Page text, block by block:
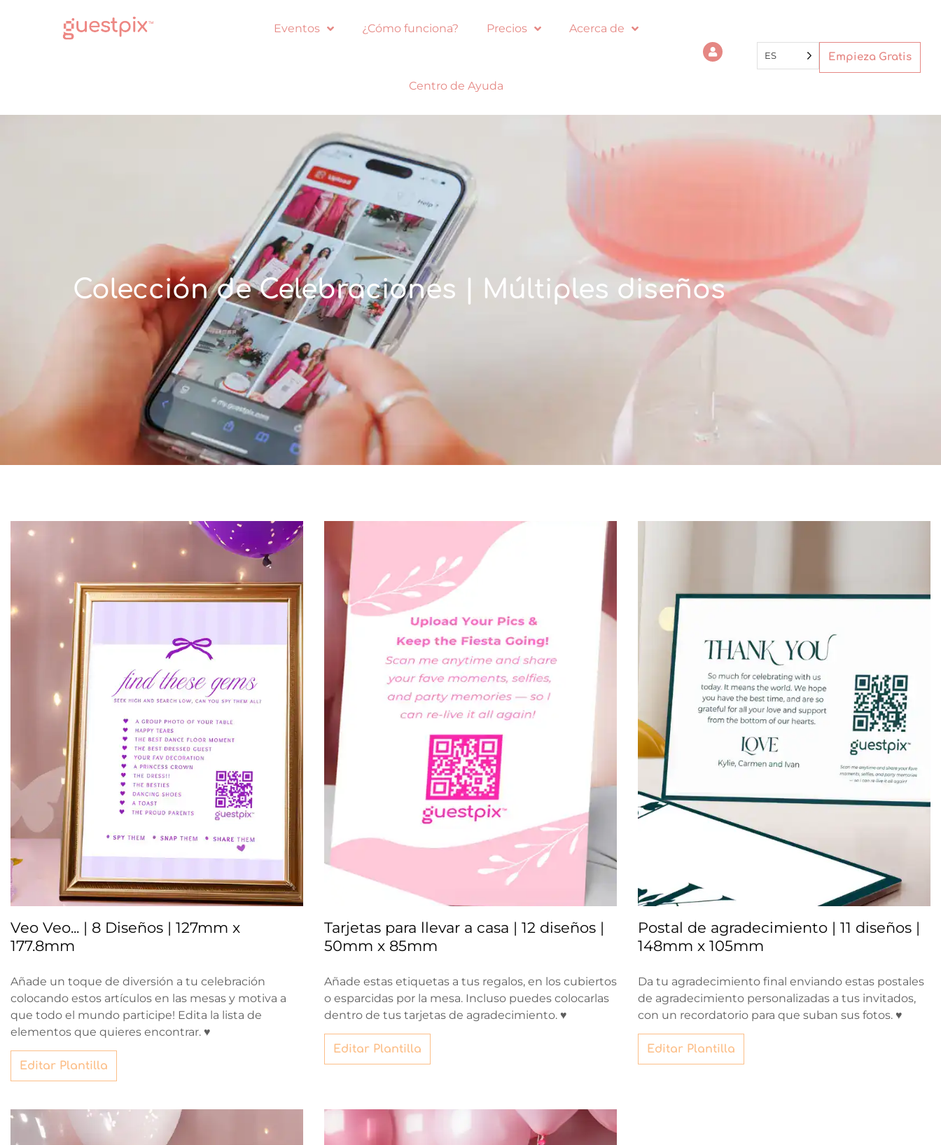
Eventos ¿Cómo funciona? Precios Acerca de
Centro de Ayuda
ES Empieza Gratis
Colección de Celebraciones | Múltiples diseños
Veo Veo... | 8 Diseños | 127mm x
177.8mm
Añade un toque de diversión a tu celebración
colocando estos artículos en las mesas y motiva a
que todo el mundo participe! Edita la lista de
elementos que quieres encontrar. ♥
Editar Plantilla
Tarjetas para llevar a casa | 12 diseños |
50mm x 85mm
Añade estas etiquetas a tus regalos, en los cubiertos
o esparcidas por la mesa. Incluso puedes colocarlas
dentro de tus tarjetas de agradecimiento. ♥
Editar Plantilla
Postal de agradecimiento | 11 diseños |
148mm x 105mm
Da tu agradecimiento final enviando estas postales
de agradecimiento personalizadas a tus invitados,
con un recordatorio para que suban sus fotos. ♥
Editar Plantilla